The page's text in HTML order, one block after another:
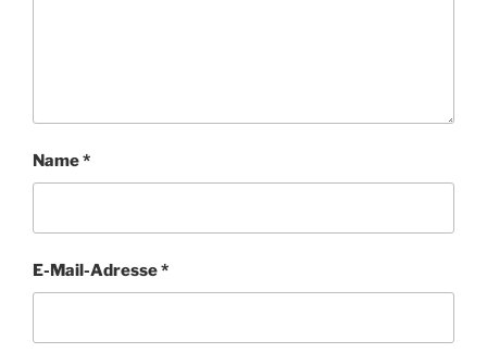
Name*
E-Mail-Adresse*